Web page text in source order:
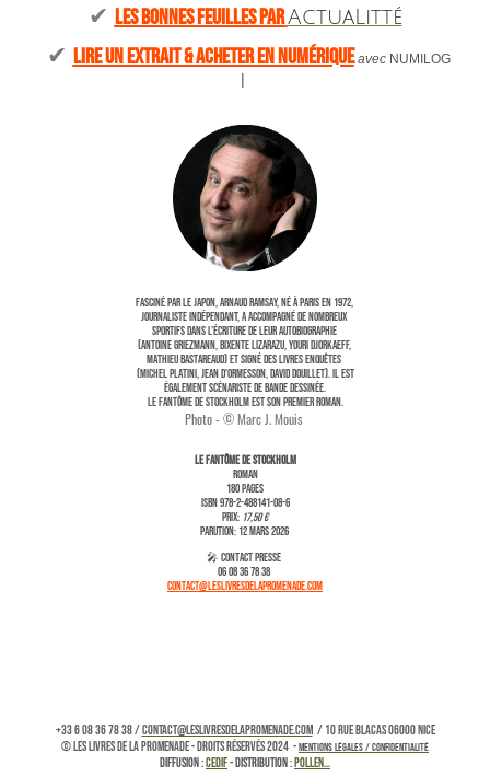
✔︎ LES BONNES FEUILLES PAR ActuaLitté
✔︎ LIRE UN EXTRAIT & ACHETER EN NUMÉRIQUE avec NUMILOG
|
Fasciné par le Japon, Arnaud Ramsay, né à Paris en 1972,
journaliste indépendant, a accompagné de nombreux
sportifs dans l’écriture de leur autobiographie
(Antoine Griezmann, Bixente Lizarazu, Youri Djorkaeff,
Mathieu Bastareaud) et signé des livres enquêtes
(Michel Platini, Jean d’Ormesson, David Douillet). Il est
également scénariste de bande dessinée.
Le fantôme de Stockholm est son premier roman.
Photo -©Marc J. Mouis
le fantôme de stockholm
roman
180 PAGES
ISBN 978-2-488141-08-6
PRIX: 17,50 €
PARUTION: 12 mars 2026
🎤 CONTACT PRESSE
06 08 36 78 38
contact@leslivresdelapromenade.com
+33 6 08 36 78 38 /contact@leslivresdelapromenade.com / 10 rue Blacas 06000 Nice
© Les livres de la Promenade - Droits réservés 2024 -MENTIONS LÉGALES / CONFIDENTIALITÉ
Diffusion :CEDIF- Distribution : Pollen...